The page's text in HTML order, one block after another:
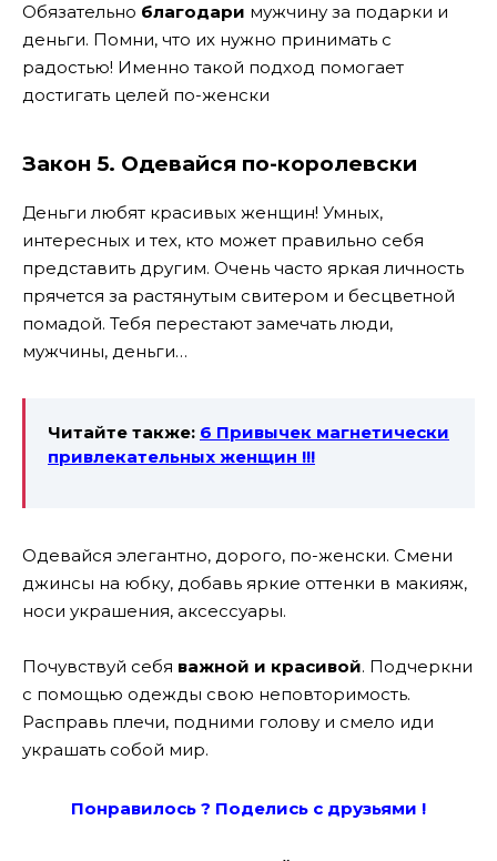
Обязательно благодари мужчину за подарки и
деньги. Помни, что их нужно принимать с
радостью! Именно такой подход помогает
достигать целей по-женски
Закон 5. Одевайся по-королевски
Деньги любят красивых женщин! Умных,
интересных и тех, кто может правильно себя
представить другим. Очень часто яркая личность
прячется за растянутым свитером и бесцветной
помадой. Тебя перестают замечать люди,
мужчины, деньги…
Читайте также: 6 Привычек магнетически
привлекательных женщин !!!
Одевайся элегантно, дорого, по-женски. Смени
джинсы на юбку, добавь яркие оттенки в макияж,
носи украшения, аксессуары.
Почувствуй себя важной и красивой. Подчеркни
с помощью одежды свою неповторимость.
Расправь плечи, подними голову и смело иди
украшать собой мир.
Понравилось ? Поделись с друзьями !